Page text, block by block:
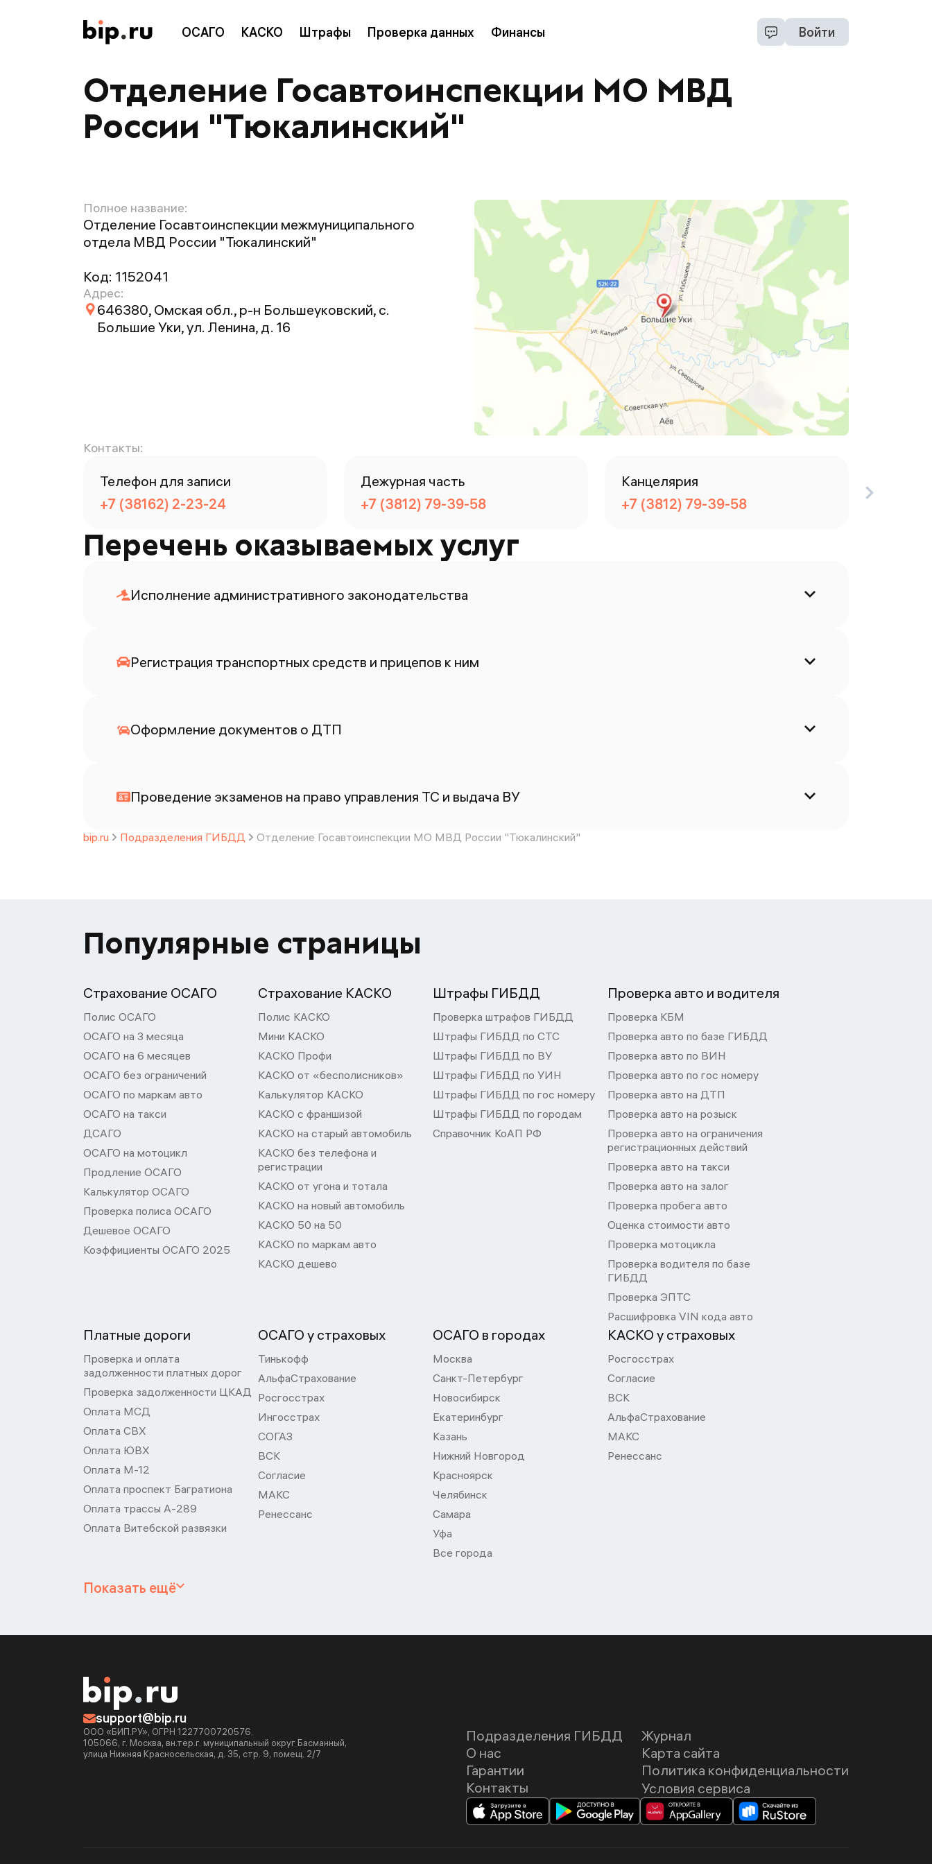
ОСАГО КАСКО Штрафы Проверка данных Финансы Войти
Отделение Госавтоинспекции МО МВД
России "Тюкалинский"
Полное название:
Отделение Госавтоинспекции межмуниципального
отдела МВД России "Тюкалинский"
Код: 1152041
Адрес:
646380, Омская обл., р-н Большеуковский, с.
Большие Уки, ул. Ленина, д. 16
Контакты:
Телефон для записи
+7 (38162) 2-23-24
Дежурная часть
+7 (3812) 79-39-58
Канцелярия
+7 (3812) 79-39-58
Перечень оказываемых услуг
Исполнение административного законодательства
Регистрация транспортных средств и прицепов к ним
Оформление документов о ДТП
Проведение экзаменов на право управления ТС и выдача ВУ
bip.ru Подразделения ГИБДД Отделение Госавтоинспекции МО МВД России "Тюкалинский"
Популярные страницы
Страхование ОСАГО
Полис ОСАГО
ОСАГО на 3 месяца
ОСАГО на 6 месяцев
ОСАГО без ограничений
ОСАГО по маркам авто
ОСАГО на такси
ДСАГО
ОСАГО на мотоцикл
Продление ОСАГО
Калькулятор ОСАГО
Проверка полиса ОСАГО
Дешевое ОСАГО
Коэффициенты ОСАГО 2025
Страхование КАСКО
Полис КАСКО
Мини КАСКО
КАСКО Профи
КАСКО от «бесполисников»
Калькулятор КАСКО
КАСКО с франшизой
КАСКО на старый автомобиль
КАСКО без телефона и
регистрации
КАСКО от угона и тотала
КАСКО на новый автомобиль
КАСКО 50 на 50
КАСКО по маркам авто
КАСКО дешево
Штрафы ГИБДД
Проверка штрафов ГИБДД
Штрафы ГИБДД по СТС
Штрафы ГИБДД по ВУ
Штрафы ГИБДД по УИН
Штрафы ГИБДД по гос номеру
Штрафы ГИБДД по городам
Справочник КоАП РФ
Проверка авто и водителя
Проверка КБМ
Проверка авто по базе ГИБДД
Проверка авто по ВИН
Проверка авто по гос номеру
Проверка авто на ДТП
Проверка авто на розыск
Проверка авто на ограничения
регистрационных действий
Проверка авто на такси
Проверка авто на залог
Проверка пробега авто
Оценка стоимости авто
Проверка мотоцикла
Проверка водителя по базе
ГИБДД
Проверка ЭПТС
Расшифровка VIN кода авто
Платные дороги
Проверка и оплата
задолженности платных дорог
Проверка задолженности ЦКАД
Оплата МСД
Оплата СВХ
Оплата ЮВХ
Оплата М-12
Оплата проспект Багратиона
Оплата трассы А-289
Оплата Витебской развязки
ОСАГО у страховых
Тинькофф
АльфаСтрахование
Росгосстрах
Ингосстрах
СОГАЗ
ВСК
Согласие
МАКС
Ренессанс
ОСАГО в городах
Москва
Санкт-Петербург
Новосибирск
Екатеринбург
Казань
Нижний Новгород
Красноярск
Челябинск
Самара
Уфа
Все города
КАСКО у страховых
Росгосстрах
Согласие
ВСК
АльфаСтрахование
МАКС
Ренессанс
Показать ещё
support@bip.ru
ООО «БИП.РУ», ОГРН 1227700720576.
105066, г. Москва, вн.тер.г. муниципальный округ Басманный,
улица Нижняя Красносельская, д. 35, стр. 9, помещ. 2/7
Подразделения ГИБДД
О нас
Гарантии
Контакты
Журнал
Карта сайта
Политика конфиденциальности
Условия сервиса